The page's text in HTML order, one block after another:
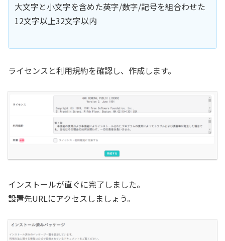
大文字と小文字を含めた英字/数字/記号を組合わせた
12文字以上32文字以内
ライセンスと利用規約を確認し、作成します。
インストールが直ぐに完了しました。
設置先URLにアクセスしましょう。